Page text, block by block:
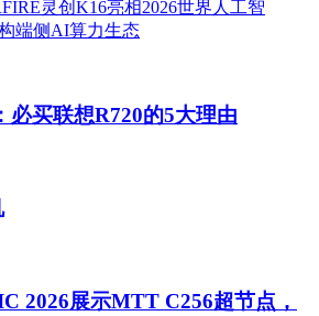
必买联想R720的5大理由
2026展示MTT C256超节点，